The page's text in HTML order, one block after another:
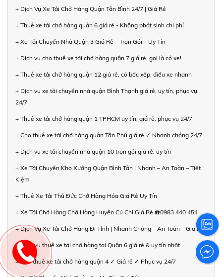
+ Dịch Vụ Xe Tải Chở Hàng Quận Tân Bình 24/7 | Giá Rẻ
+ Thuê xe tải chở hàng quận 6 giá rẻ - Không phát sinh chi phí
+ Xe Tải Chuyển Nhà Quận 3 Giá Rẻ – Trọn Gói – Uy Tín
+ Dịch vụ cho thuê xe tải chở hàng quận 7 giá rẻ, gọi là có xe!
+ Thuê xe tải chở hàng quận 12 giá rẻ, có bốc xếp, điều xe nhanh
+ Dịch vụ xe tải chuyển nhà quận Bình Thạnh giá rẻ, uy tín, phục vụ
24/7
+ Thuê xe tải chở hàng quận 1 TPHCM uy tín, giá rẻ, phục vụ 24/7
+ Cho thuê xe tải chở hàng quận Tân Phú giá rẻ ✓ Nhanh chóng 24/7
+ Dịch vụ xe tải chuyển nhà quận 10 trọn gói giá rẻ, uy tín
+ Xe Tải Chuyển Kho Xưởng Quận Bình Tân | Nhanh – An Toàn – Tiết
Kiệm
+ Thuê Xe Tải Thủ Đức Chở Hàng Hóa Giá Rẻ Uy Tín
+ Xe Tải Chở Hàng Chở Hàng Huyện Củ Chi Giá Rẻ ☎️0983 440 454
+ Dịch Vụ Xe Tải Chở Hàng Đi Tỉnh | Nhanh Chóng – An Toàn – Giá Rẻ
+ Dịch vụ thuê xe tải chở hàng tại Quận 6 giá rẻ & uy tín nhất
+ Cho thuê xe tải chở hàng quận 4 ✓ Giá rẻ ✓ Phục vụ 24/7